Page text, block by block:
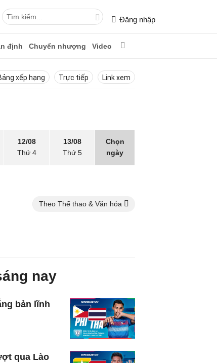
Đăng nhập
định Chuyển nhượng Video
xếp hạng Trực tiếp Link xem
12/08
Thứ 4
13/08
Thứ 5
Chọn
ngày
Theo Thể thao & Văn hóa
nay
bản lĩnh
qua Lào